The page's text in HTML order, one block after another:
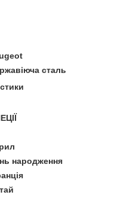
сталь
народження